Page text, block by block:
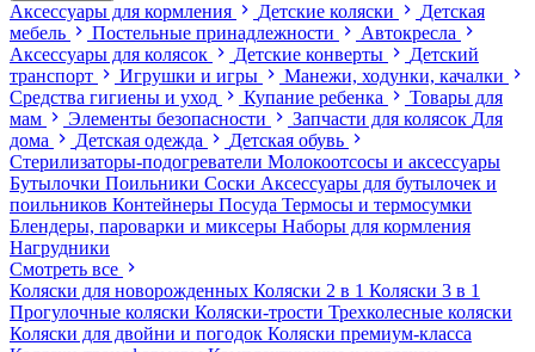
Аксессуары для кормления Детские коляски
Детская
мебель
Постельные принадлежности
Автокресла
Аксессуары для колясок
Детские конверты
Детский
транспорт
Игрушки и игры
Манежи, ходунки, качалки
Средства гигиены и уход
Купание ребенка
Товары для
мам
Элементы безопасности Запчасти для колясок Для
дома
Детская одежда
Детская обувь
Стерилизаторы-подогреватели Молокоотсосы и аксессуары
Бутылочки Поильники Соски Аксессуары для бутылочек и
поильников Контейнеры Посуда Термосы и термосумки
Блендеры, пароварки и миксеры Наборы для кормления
Нагрудники
Смотреть все
Коляски для новорожденных Коляски 2 в 1 Коляски 3 в 1
Прогулочные коляски Коляски-трости Трехколесные коляски
Коляски для двойни и погодок Коляски премиум-класса